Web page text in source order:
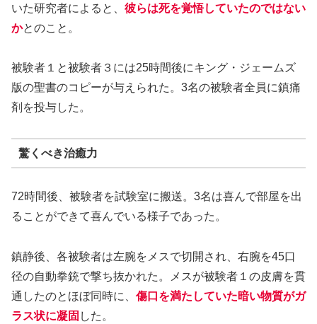
いた研究者によると、 彼らは死を覚悟していたのではない
かとのこと。
被験者１と被験者３には25時間後にキング・ジェームズ
版の聖書のコピーが与えられた。3名の被験者全員に鎮痛
剤を投与した。
驚くべき治癒力
72時間後、被験者を試験室に搬送。3名は喜んで部屋を出
ることができて喜んでいる様子であった。
鎮静後、各被験者は左腕をメスで切開され、右腕を45口
径の自動拳銃で撃ち抜かれた。メスが被験者１の皮膚を貫
通したのとほぼ同時に、 傷口を満たしていた暗い物質がガ
ラス状に凝固 した。